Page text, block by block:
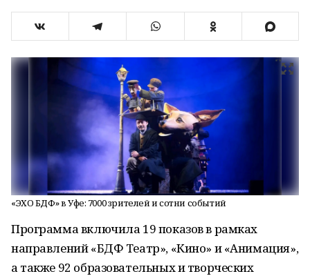
«ЭХО БДФ» в Уфе: 7000 зрителей и сотни событий
Программа включила 19 показов в рамках
направлений «БДФ Театр», «Кино» и «Анимация»,
а также 92 образовательных и творческих